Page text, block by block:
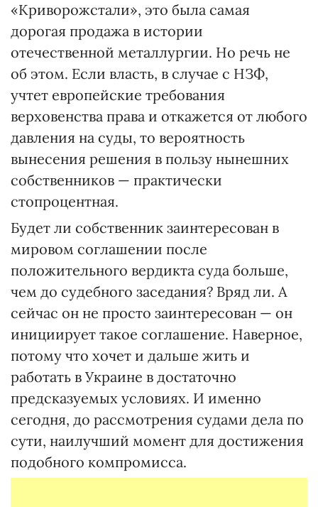
«Криворожстали», это была самая
дорогая продажа в истории
отечественной металлургии. Но речь не
об этом. Если власть, в случае с НЗФ,
учтет европейские требования
верховенства права и откажется от любого
давления на суды, то вероятность
вынесения решения в пользу нынешних
собственников — практически
стопроцентная.
Будет ли собственник заинтересован в
мировом соглашении после
положительного вердикта суда больше,
чем до судебного заседания? Вряд ли. А
сейчас он не просто заинтересован — он
инициирует такое соглашение. Наверное,
потому что хочет и дальше жить и
работать в Украине в достаточно
предсказуемых условиях. И именно
сегодня, до рассмотрения судами дела по
сути, наилучший момент для достижения
подобного компромисса.